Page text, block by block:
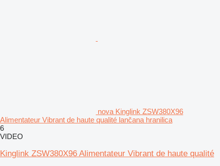
nova Kinglink ZSW380X96
Alimentateur Vibrant de haute qualité lančana hranilica
6
VIDEO
Kinglink ZSW380X96 Alimentateur Vibrant de haute qualité